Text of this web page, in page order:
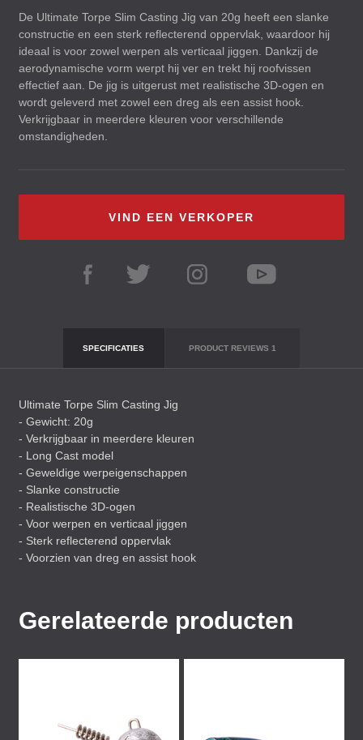
De Ultimate Torpe Slim Casting Jig van 20g heeft een slanke
constructie en een sterk reflecterend oppervlak, waardoor hij
ideaal is voor zowel werpen als verticaal jiggen. Dankzij de
aerodynamische vorm werpt hij ver en trekt hij roofvissen
effectief aan. De jig is uitgerust met realistische 3D-ogen en
wordt geleverd met zowel een dreg als een assist hook.
Verkrijgbaar in meerdere kleuren voor verschillende
omstandigheden.
VIND EEN VERKOPER
SPECIFICATIES PRODUCT REVIEWS 1
Ultimate Torpe Slim Casting Jig
- Gewicht: 20g
- Verkrijgbaar in meerdere kleuren
- Long Cast model
- Geweldige werpeigenschappen
- Slanke constructie
- Realistische 3D-ogen
- Voor werpen en verticaal jiggen
- Sterk reflecterend oppervlak
- Voorzien van dreg en assist hook
Gerelateerde producten